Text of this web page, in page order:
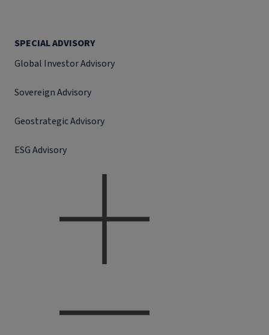
SPECIAL ADVISORY
Global Investor Advisory
Sovereign Advisory
Geostrategic Advisory
ESG Advisory